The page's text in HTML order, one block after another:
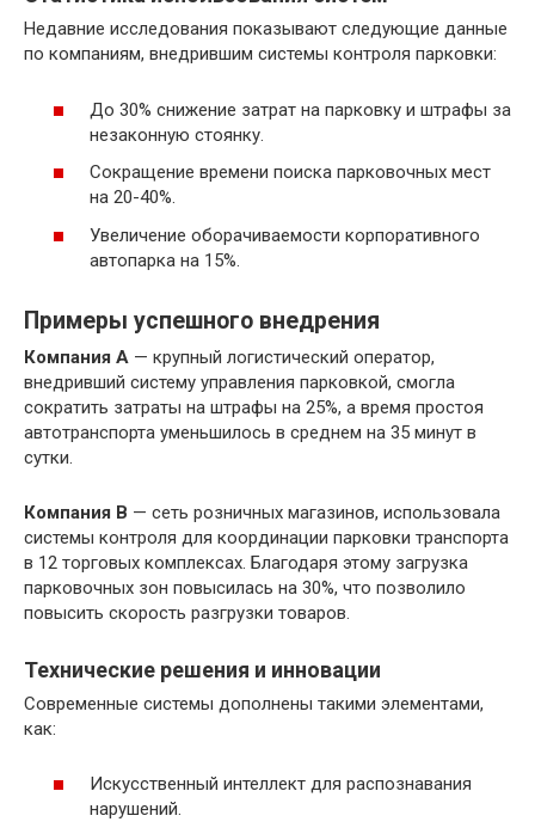
Недавние исследования показывают следующие данные
по компаниям, внедрившим системы контроля парковки:
До 30% снижение затрат на парковку и штрафы за
незаконную стоянку.
Сокращение времени поиска парковочных мест
на 20-40%.
Увеличение оборачиваемости корпоративного
автопарка на 15%.
Примеры успешного внедрения
Компания A — крупный логистический оператор,
внедривший систему управления парковкой, смогла
сократить затраты на штрафы на 25%, а время простоя
автотранспорта уменьшилось в среднем на 35 минут в
сутки.
Компания B — сеть розничных магазинов, использовала
системы контроля для координации парковки транспорта
в 12 торговых комплексах. Благодаря этому загрузка
парковочных зон повысилась на 30%, что позволило
повысить скорость разгрузки товаров.
Технические решения и инновации
Современные системы дополнены такими элементами,
как:
Искусственный интеллект для распознавания
нарушений.